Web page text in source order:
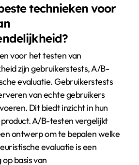
technieken voor
voor het testen van
zijn gebruikerstests, A/B-
evaluatie. Gebruikerstests
van echte gebruikers
Dit biedt inzicht in hun
A/B-testen vergelijkt
ontwerp om te bepalen welke
evaluatie is een
basis van